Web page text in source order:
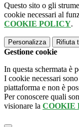
Questo sito o gli
cookie necessari al
COOKIE POLICY.
Personalizza Rifiuta
Gestione cookie
In questa schermata è
I cookie necessari
piattaforma e non è
Per conoscere quali
visionare la COOKIE